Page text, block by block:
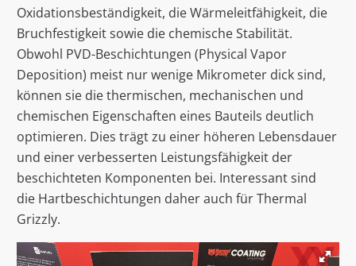
Oxidationsbeständigkeit, die Wärmeleitfähigkeit, die
Bruchfestigkeit sowie die chemische Stabilität.
Obwohl PVD-Beschichtungen (Physical Vapor
Deposition) meist nur wenige Mikrometer dick sind,
können sie die thermischen, mechanischen und
chemischen Eigenschaften eines Bauteils deutlich
optimieren. Dies trägt zu einer höheren Lebensdauer
und einer verbesserten Leistungsfähigkeit der
beschichteten Komponenten bei. Interessant sind
die Hartbeschichtungen daher auch für Thermal
Grizzly.